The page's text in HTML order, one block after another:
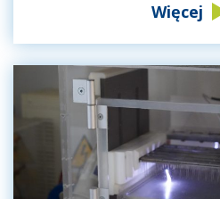
Więcej